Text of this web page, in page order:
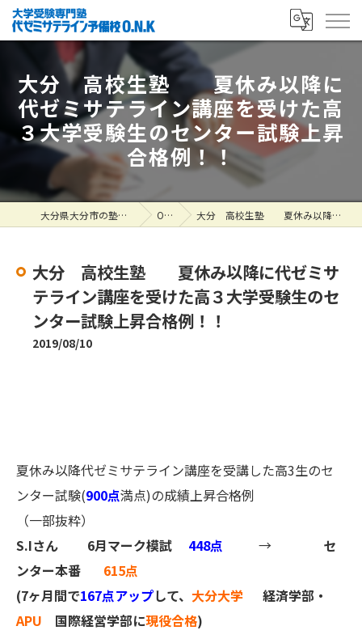
大分 高校生塾 夏休み以降に
代ゼミサテライン講座を受けた高
３大学受験生のセンター試験上昇
合格例！！
大分県大分市の塾なら大学受験専門塾 代ゼミサテライン予備校O.N.K ONK掲示板 大分 高校生塾 夏休み以降に代ゼミサテライン講座を受けた高３大学受験生のセンター試験上昇合格例！！
大分 高校生塾 夏休み以降に代ゼミサ
テライン講座を受けた高３大学受験生のセ
ンター試験上昇合格例！！
2019/08/10
夏休み以降代ゼミサテライン講座を受講した高3生のセ
ンター試験(900点満点)の成績上昇合格例
（一部抜粋）
S.Iさん
6月マーク模試 448点 → セ
ンター本番
615点
(7ヶ月間で167点アップして、 大分大学 経済学部・
APU 国際経営学部に現役合格)